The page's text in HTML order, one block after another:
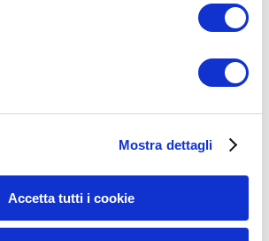
Mostra dettagli
Accetta tutti i cookie
elastici(26)
(30)
(16)